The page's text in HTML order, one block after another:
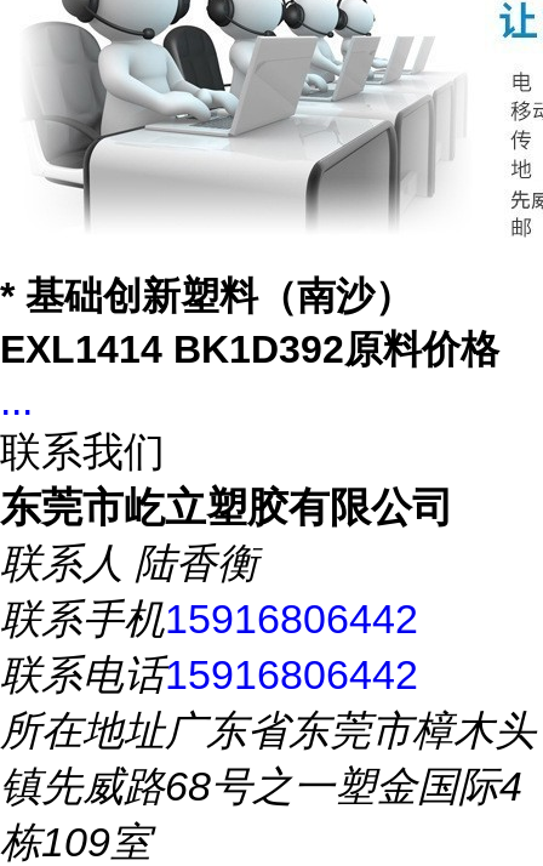
* 基础创新塑料（南沙）
EXL1414 BK1D392原料价格
...
联系我们
东莞市屹立塑胶有限公司
联系人 陆香衡
联系手机15916806442
联系电话15916806442
所在地址广东省东莞市樟木头
镇先威路68号之一塑金国际4
栋109室